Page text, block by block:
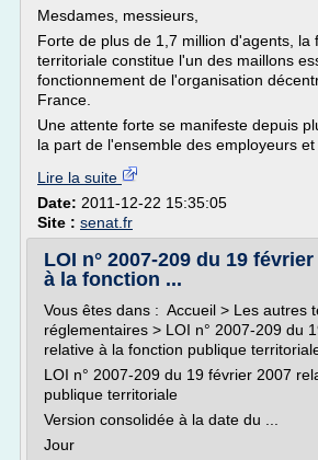
Mesdames, messieurs,
Forte de plus de 1,7 million d'agents, la
territoriale constitue l'un des maillons
fonctionnement de l'organisation
France.
Une attente forte se manifeste depuis
la part de l'ensemble des employeurs et
Lire la suite
Date: 2011-12-22 15:35:05
Site : senat.fr
LOI n° 2007-209 du 19
à la fonction ...
Vous êtes dans : Accueil > Les autres
réglementaires > LOI n° 2007-209 du
relative à la fonction publique
LOI n° 2007-209 du 19 février 2007
publique territoriale
Version consolidée à la date du ...
Jour